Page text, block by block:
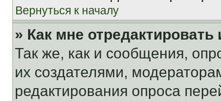
Вернуться к началу
» Как мне
Так же, как и сообщения,
их создателями,
редактирования опроса